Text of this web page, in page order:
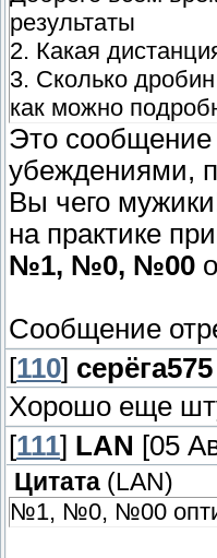
результаты
2. Какая
3. Сколько
как можно
Это сообщение
убеждениями,
Вы чего
на практике
№1, №0, №00
Сообщение
[110] серёга575
Хорошо еще
[111] LAN [05
Цитата ( LAN )
№1, №0, №00